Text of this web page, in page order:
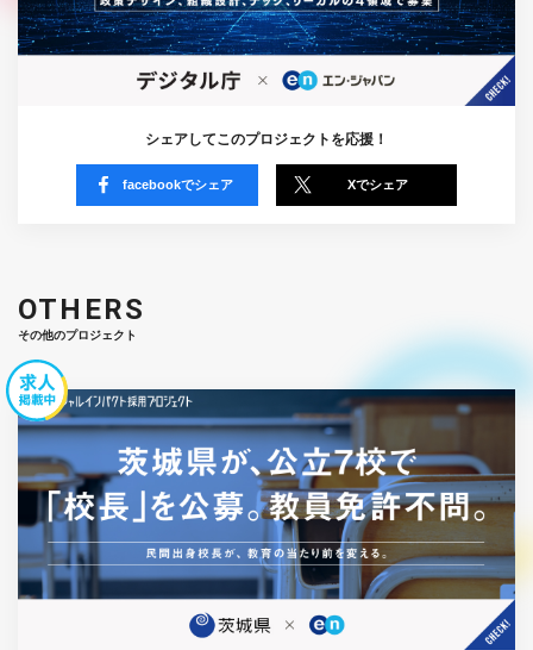
シェアしてこのプロジェクトを応援！
facebookでシェア Xでシェア
OTHERS
その他のプロジェクト